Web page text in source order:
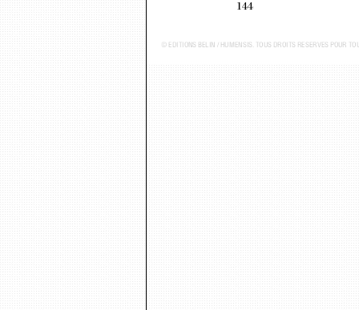
144
© ÉDITIONS BELIN / HUMENSIS. TOUS DROITS RÉSERVÉS POUR